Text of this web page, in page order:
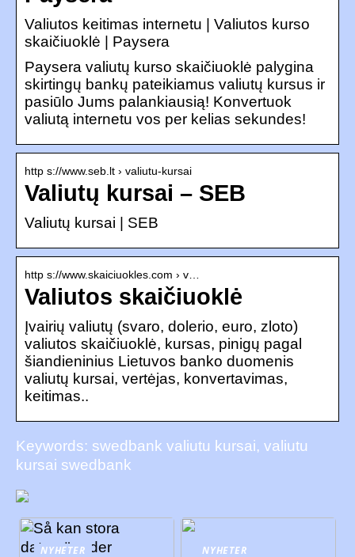
Valiutos keitimas internetu | Valiutos kurso
skaičiuoklė | Paysera
Paysera valiutų kurso skaičiuoklė palygina
skirtingų bankų pateikiamus valiutų kursus ir
pasiūlo Jums palankiausią! Konvertuok
valiutą internetu vos per kelias sekundes!
http s://www.seb.lt › valiutu-kursai
Valiutų kursai – SEB
Valiutų kursai | SEB
http s://www.skaiciuokles.com › v…
Valiutos skaičiuoklė
Įvairių valiutų (svaro, dolerio, euro, zloto)
valiutos skaičiuoklė, kursas, pinigų pagal
šiandieninius Lietuvos banko duomenis
valiutų kursai, vertėjas, konvertavimas,
keitimas..
Keywords: swedbank valiutu kursai, valiutu
kursai swedbank
NYHETER NYHETER